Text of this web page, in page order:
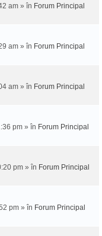
am » în Forum Principal
am » în Forum Principal
am » în Forum Principal
pm » în Forum Principal
pm » în Forum Principal
pm » în Forum Principal